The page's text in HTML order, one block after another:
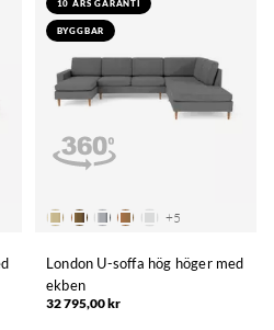
10 ÅRS GARANTI
BYGGBAR
+5
London U-soffa hög höger med
ekben
32 795,00 kr